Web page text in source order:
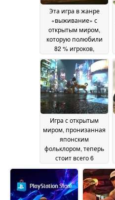
Эта игра в жанре
«выживание» с
открытым миром,
которую полюбили
82 % игроков,
продается в Steam со
скидкой 80 %03 July
2026
Игра с открытым
миром, пронизанная
японским
фольклором, теперь
стоит всего 6
долларов вместо 60
долларов03 July 2026